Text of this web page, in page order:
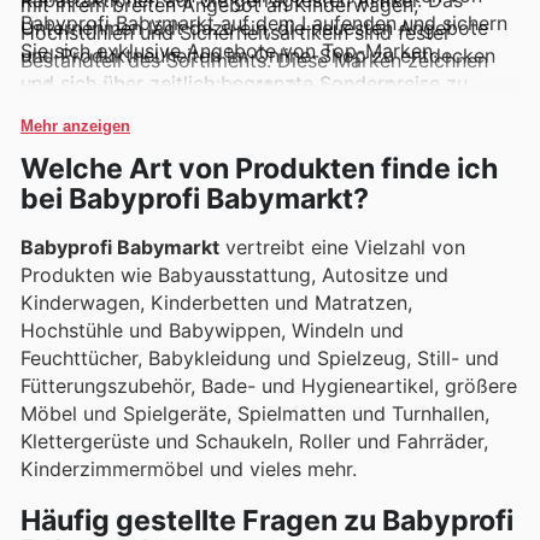
Hochstühlen und Sicherheitsartikeln sind fester
Bestandteil des Sortiments. Diese Marken zeichnen
sich durch kontinuierliche Weiterentwicklung,
Langlebigkeit und ein hervorragendes Preis-Leistungs-
Verhältnis aus, was sie zu Favoriten bei zahlreichen
Familien macht. Regelmäßig präsentieren sie diese
Top-Marken in ihren wöchentlichen Angeboten und
Unternehmen lädt dazu ein, die neuesten Angebote
und Produktneuheiten im Online-Shop zu entdecken
und sich über zeitlich begrenzte Sonderpreise zu
attraktiven Preis zu erhalten.
Babyprofi Babymarkt auf dem Laufenden und sichern
Sie sich exklusive Angebote von Top-Marken.
Mehr anzeigen
Welche Art von Produkten finde ich
bei Babyprofi Babymarkt?
Babyprofi Babymarkt vertreibt eine Vielzahl von
Produkten wie Babyausstattung, Autositze und
Kinderwagen, Kinderbetten und Matratzen,
Hochstühle und Babywippen, Windeln und
Feuchttücher, Babykleidung und Spielzeug, Still- und
Fütterungszubehör, Bade- und Hygieneartikel, größere
Möbel und Spielgeräte, Spielmatten und Turnhallen,
Klettergerüste und Schaukeln, Roller und Fahrräder,
Kinderzimmermöbel und vieles mehr.
Häufig gestellte Fragen zu Babyprofi